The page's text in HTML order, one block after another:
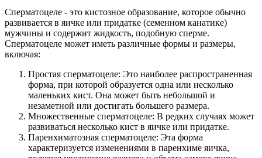
Сперматоцеле - это кистозное образование, которое обычно
развивается в яичке или придатке (семенном канатике)
мужчины и содержит жидкость, подобную сперме.
Сперматоцеле может иметь различные формы и размеры,
включая:
Простая сперматоцеле: Это наиболее распространенная
форма, при которой образуется одна или несколько
маленьких кист. Она может быть небольшой и
незаметной или достигать большего размера.
Множественные сперматоцеле: В редких случаях может
развиваться несколько кист в яичке или придатке.
Паренхиматозная сперматоцеле: Эта форма
характеризуется изменениями в паренхиме яичка,